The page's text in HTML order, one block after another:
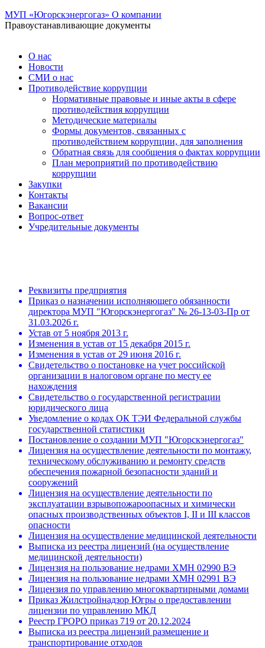
МУП «Югорскэнергогаз» О компании
Правоустанавливающие документы
О нас
Новости
СМИ о нас
Противодействие коррупции
Нормативные правовые и иные акты в сфере
противодействия коррупции
Методические материалы
Формы документов, связанных с
противодействием коррупции, для заполнения
Обратная связь для сообщения о фактах коррупции
План мероприятий по противодействию
коррупции
Закупки
Контакты
Вакансии
Вопрос-ответ
Учредительные документы
Реквизиты предприятия
Приказ о назначении исполняющего обязанности
директора МУП "Югорскэнергогаз" № 26-13-03-Пр от
31.03.2026 г.
Устав от 5 ноября 2013 г.
Изменения в устав от 15 декабря 2015 г.
Изменения в устав от 29 июня 2016 г.
Свидетельство о постановке на учет российской
организации в налоговом органе по месту ее
нахождения
Свидетельство о государственной регистрации
юридического лица
Уведомление о кодах ОК ТЭИ Федеральной службы
государственной статистики
Постановление о создании МУП "Югорскэнергогаз"
Лицензия на осуществление деятельности по монтажу,
техническому обслуживанию и ремонту средств
обеспечения пожарной безопасности зданий и
сооружений
Лицензия на осуществление деятельности по
эксплуатации взрывопожароопасных и химически
опасных производственных объектов I, II и III классов
опасности
Лицензия на осуществление медицинской деятельности
Выписка из реестра лицензий (на осуществление
медицинской деятельности)
Лицензия на пользование недрами ХМН 02990 ВЭ
Лицензия на пользование недрами ХМН 02991 ВЭ
Лицензия по управлению многоквартирными домами
Приказ Жилстройнадзор Югры о предоставлении
лицензии по управлению МКД
Реестр ГРОРО приказ 719 от 20.12.2024
Выписка из реестра лицензий размещение и
транспортирование отходов